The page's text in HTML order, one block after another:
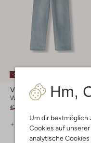
Hm,
Um dir bestmöglich
Cookies auf
analytische
-20%
Vingino
Wide jeans
€ 49,99
+ mehr farben